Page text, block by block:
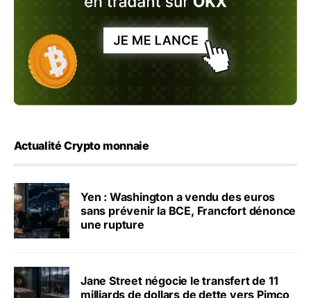
Actualité Crypto monnaie
Yen : Washington a vendu des euros
sans prévenir la BCE, Francfort dénonce
une rupture
Jane Street négocie le transfert de 11
milliards de dollars de dette vers Pimco